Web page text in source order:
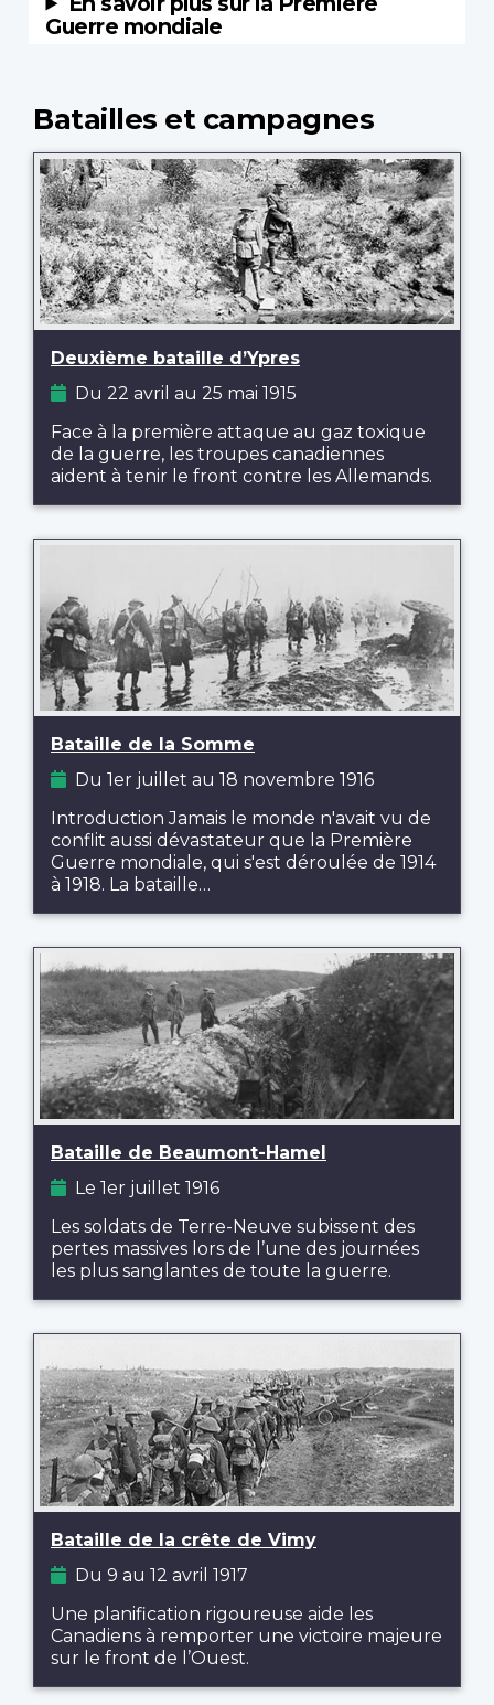
Batailles et campagnes
Deuxième bataille d’Ypres
Du 22 avril au 25 mai 1915
Face à la première attaque au gaz toxique
de la guerre, les troupes canadiennes
aident à tenir le front contre les Allemands.
Bataille de la Somme
Du 1er juillet au 18 novembre 1916
Introduction Jamais le monde n'avait vu de
conflit aussi dévastateur que la Première
Guerre mondiale, qui s'est déroulée de 1914
à 1918. La bataille…
Bataille de Beaumont-Hamel
Le 1er juillet 1916
Les soldats de Terre-Neuve subissent des
pertes massives lors de l’une des journées
les plus sanglantes de toute la guerre.
Bataille de la crête de Vimy
Du 9 au 12 avril 1917
Une planification rigoureuse aide les
Canadiens à remporter une victoire majeure
sur le front de l’Ouest.